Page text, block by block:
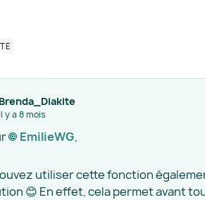
Brenda_Diakite
il y a 8 mois
EmilieWG​,
utiliser cette fonction
😊 En effet, cela permet avant